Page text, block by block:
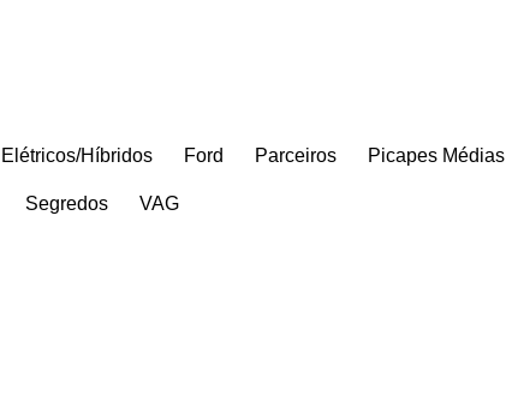
Elétricos/Híbridos Ford Parceiros Picapes Médias
Segredos VAG